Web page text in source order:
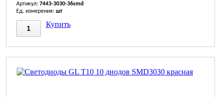
Артикул: 7443-3030-36smd
Ед. измерения: шт
Купить